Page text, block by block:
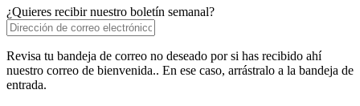
¿Quieres recibir nuestro boletín semanal?
Revisa tu bandeja de correo no deseado por si has recibido ahí
nuestro correo de bienvenida.. En ese caso, arrástralo a la bandeja de
entrada.